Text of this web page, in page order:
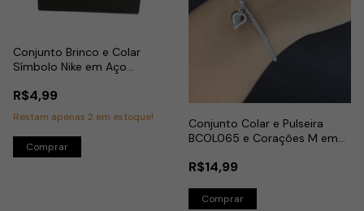
Conjunto Brinco e Colar
Símbolo Nike em Aço
R$4,99
Restam apenas 2 em estoque!
Conjunto Colar e Pulseira
BCOL065 e Corações M em
R$14,99